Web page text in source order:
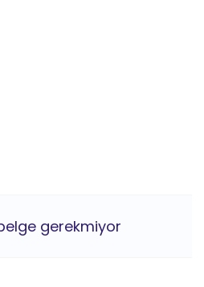
gerekmiyor